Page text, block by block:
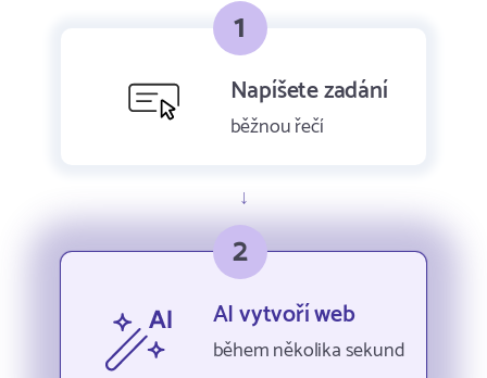
1
Napíšete zadání
běžnou řečí
2
AI vytvoří web
během několika sekund